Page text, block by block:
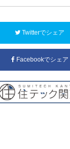
Twitterでシェア
Facebookでシェア